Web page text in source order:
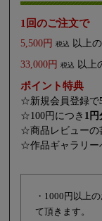
1回のご注文で
5,500円 税込 以上
33,000円
税込 以上
ポイント特典
☆新規会員登録で
☆100円につき 1円
☆商品レビューの
☆作品ギャラリー
・1000円以上
て頂きます。